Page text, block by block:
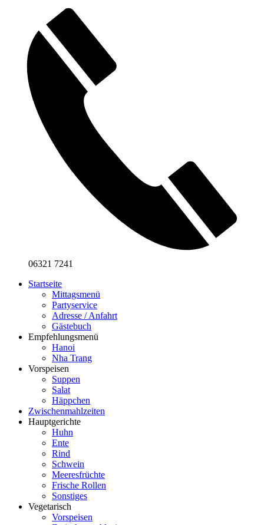
06321 7241
Startseite
Mittagsmenü
Partyservice
Adresse / Anfahrt
Gästebuch
Empfehlungsmenü
Hanoi
Nha Trang
Vorspeisen
Suppen
Salat
Häppchen
Zwischenmahlzeiten
Hauptgerichte
Huhn
Ente
Rind
Schwein
Meeresfrüchte
Frische Rollen
Sonstiges
Vegetarisch
Vorspeisen